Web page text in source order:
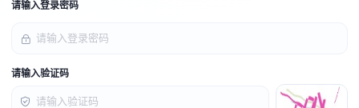
请输入登录密码
请输入验证码